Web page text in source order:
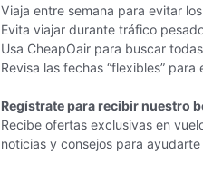
Viaja entre semana para evitar
Evita viajar durante tráfico
Usa CheapOair para buscar
Revisa las fechas “flexibles”
Regístrate para recibir nuestro
Recibe ofertas exclusivas en
noticias y consejos para